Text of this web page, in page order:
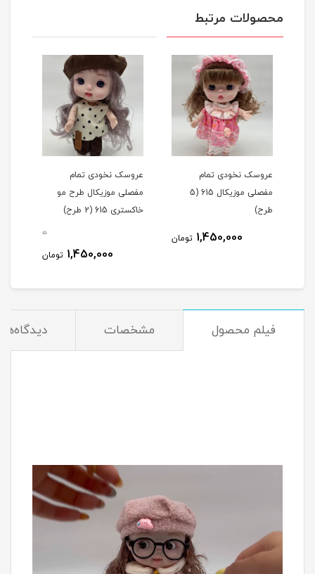
محصولات مرتبط
عروسک نخودی تمام
مفصلی موزیکال 615 (5
طرح)
1,450,000 تومان
عروسک نخودی تمام
مفصلی موزیکال طرح مو
خاکستری 615 (2 طرح)
0
1,450,000 تومان
فیلم محصول مشخصات دیدگاه‌ها